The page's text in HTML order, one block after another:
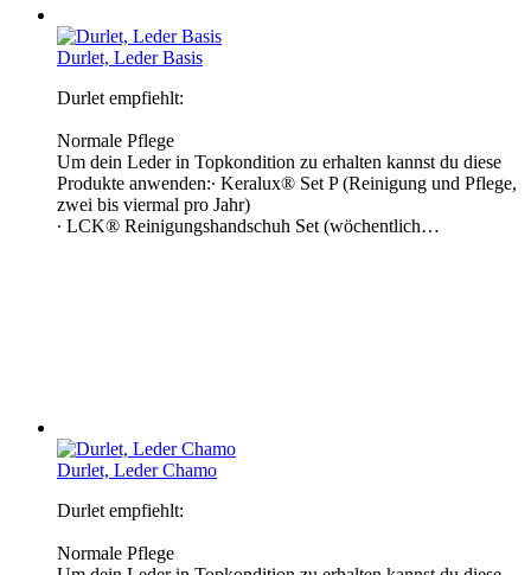
Durlet, Leder Basis
Durlet empfiehlt:
Normale Pflege
Um dein Leder in Topkondition zu erhalten kannst du diese
Produkte anwenden:∙ Keralux® Set P (Reinigung und Pflege,
zwei bis viermal pro Jahr)
∙ LCK® Reinigungshandschuh Set (wöchentlich…
Durlet, Leder Chamo
Durlet empfiehlt:
Normale Pflege